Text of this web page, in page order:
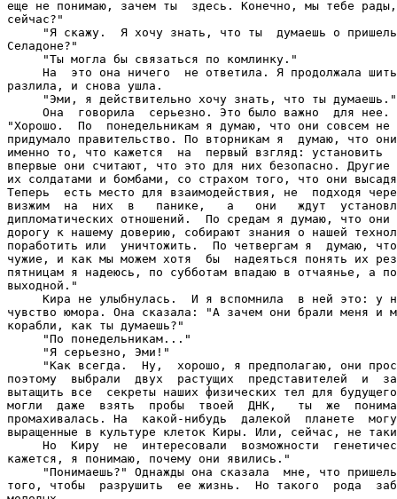
еще не понимаю, зачем ты  здесь. Конечно, мы тебе
сейчас?"
"Я скажу.  Я хочу знать, что ты  думаешь о
Селадоне?"
     "Ты могла бы связаться по комлинку."
На  это она ничего  не ответила. Я продолжала
разлила, и снова ушла.
     "Эми, я действительно хочу знать, что ты думаешь."
Она  говорила  серьезно. Это было важно  для нее.
"Хорошо.  По  понедельникам я думаю, что они совсем не
придумало правительство. По вторникам я  думаю, что
именно то, что кажется  на  первый взгляд:
впервые они считают, что это для них безопасно. Другие
их солдатами и бомбами, со страхом того, что они
Теперь  есть место для взаимодействия, не  подходя
визжим  на  них  в   панике,   а   они   ждут
дипломатических отношений.  По средам я думаю, что они
дорогу к нашему доверию, собирают знания о нашей
поработить или  уничтожить.  По четвергам я  думаю,
чужие, и как мы можем хотя  бы  надеяться понять их
пятницам я надеюсь, по субботам впадаю в отчаянье, а
выходной."
Кира не улыбнулась.  И я вспомнила  в ней это: у
чувство юмора. Она сказала: "А зачем они брали меня и
корабли, как ты думаешь?"
     "По понедельникам..."
     "Я серьезно, Эми!"
"Как всегда.  Ну,  хорошо, я предполагаю, они
поэтому  выбрали  двух  растущих  представителей  и
вытащить все  секреты наших физических тел для
могли  даже  взять  пробы  твоей  ДНК,   ты  же
промахивалась. На  какой-нибудь  далекой  планете
выращенные в культуре клеток Киры. Или, сейчас, не
Но  Киру  не  интересовали  возможности
кажется, я понимаю, почему они явились."
"Понимаешь?" Однажды она сказала  мне, что
того, чтобы  разрушить  ее жизнь.  Но такого  рода